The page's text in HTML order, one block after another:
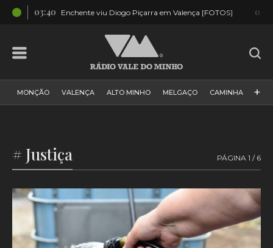
03:40 Enchente viu Diogo Piçarra em Valença [FOTOS]
MONÇÃO VALENÇA ALTO MINHO MELGAÇO CAMINHA
DESPORTO
VALE DO MINHO MINHO MUNDO ESPANHA NORTE
VILA PRAIA DE ÂNCORA
+
# Justiça PÁGINA 1 / 6